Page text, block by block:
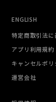
ENGLISH
特定商取引法
アプリ利用規約
キャンセルポリ
運営会社